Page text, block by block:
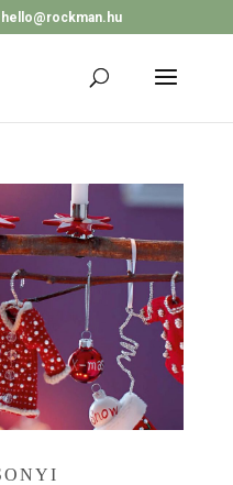
hello@rockman.hu